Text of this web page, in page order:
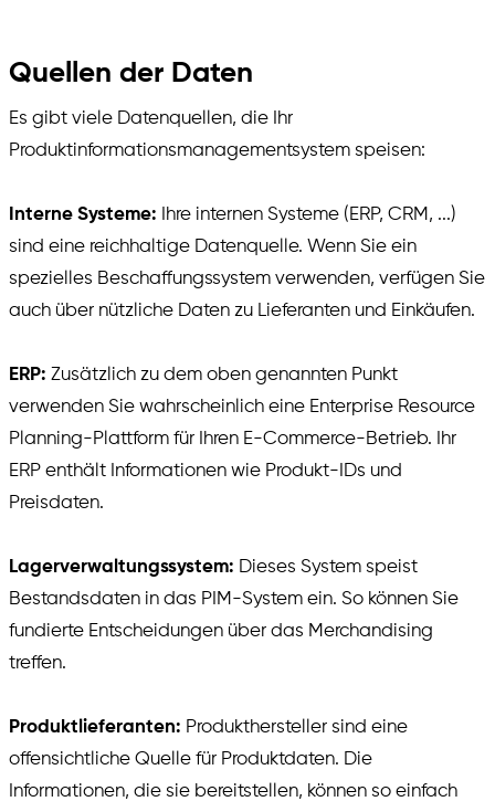
Quellen der Daten
Es gibt viele Datenquellen, die Ihr
Produktinformationsmanagementsystem speisen:
Interne Systeme:
Ihre internen Systeme (ERP, CRM, ...)
sind eine reichhaltige Datenquelle. Wenn Sie ein
spezielles Beschaffungssystem verwenden, verfügen Sie
auch über nützliche Daten zu Lieferanten und Einkäufen.
ERP: Zusätzlich zu dem oben genannten Punkt
verwenden Sie wahrscheinlich eine Enterprise Resource
Planning-Plattform für Ihren E-Commerce-Betrieb. Ihr
ERP enthält Informationen wie Produkt-IDs und
Preisdaten.
Lagerverwaltungssystem: Dieses System speist
Bestandsdaten in das PIM-System ein. So können Sie
fundierte Entscheidungen über das Merchandising
treffen.
Produktlieferanten: Produkthersteller sind eine
offensichtliche Quelle für Produktdaten. Die
Informationen, die sie bereitstellen, können so einfach